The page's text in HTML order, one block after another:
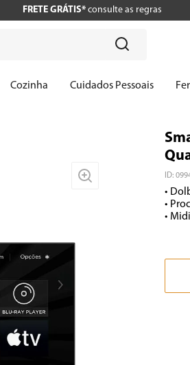
FRETE GRÁTIS*consulte as regras
Cozinha Cuidados Pessoais
ID:
•
•
•